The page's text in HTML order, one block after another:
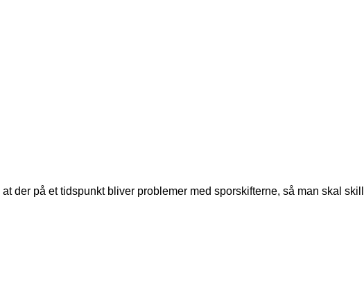
der på et tidspunkt bliver problemer med sporskifterne, så man skal